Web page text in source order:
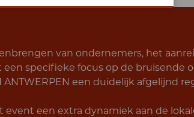
van ondernemers, het
specifieke focus op de bruisende
een duidelijk afgelijnd
event een extra dynamiek aan de